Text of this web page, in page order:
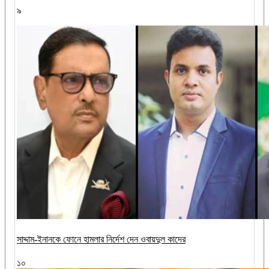
৯
সাদ্দাম-ইনানকে ফোনে হামলার নির্দেশ দেন ওবায়দুল কাদের
১০